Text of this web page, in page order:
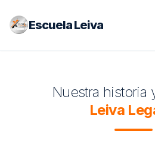
Escuela Leiva
Nuestra historia
Leiva